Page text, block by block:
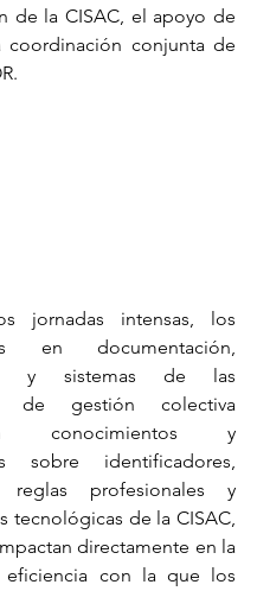
de la CISAC, el apoyo de
coordinación conjunta de
jornadas intensas, los
en documentación,
y sistemas de las
de gestión colectiva
conocimientos y
sobre identificadores,
reglas profesionales y
tecnológicas de la CISAC,
directamente en la
eficiencia con la que los